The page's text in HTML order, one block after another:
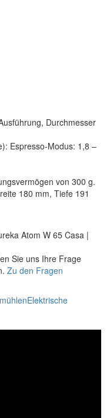
Durchmesser
Espresso-Modus: 1,8 –
von 300 g.
180 mm, Tiefe 191
Atom W 65 Casa |
Sie uns Ihre Frage
Zu den Fragen
Elektrische